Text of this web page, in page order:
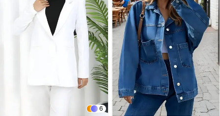
6